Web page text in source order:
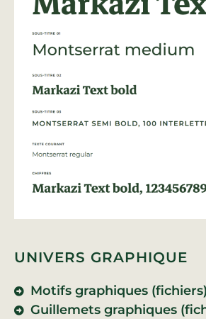
UNIVERS GRAPHIQUE
Motifs graphiques (fichiers)
Guillemets graphiques